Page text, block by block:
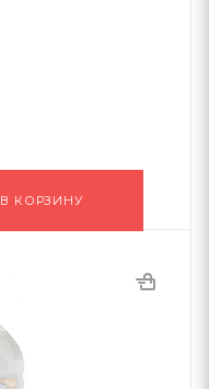
В КОРЗИНУ